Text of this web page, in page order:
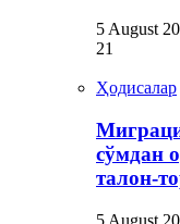
5 August
21
Ҳодисалар
сўмдан
талон-
5 August